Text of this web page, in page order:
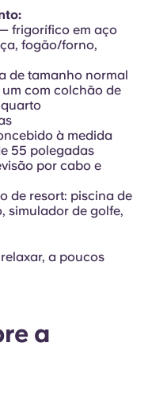
a
frigorífico em aço
fogão/forno,
de tamanho normal
com colchão de
à medida
55 polegadas
por cabo e
de resort: piscina de
simulador de golfe,
a poucos